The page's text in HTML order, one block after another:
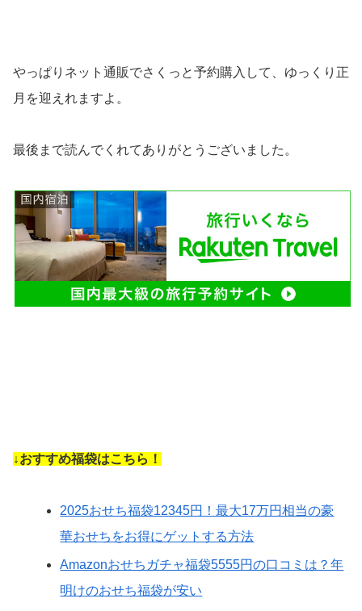
やっぱりネット通販でさくっと予約購入して、ゆっくり正
月を迎えれますよ。
最後まで読んでくれてありがとうございました。
↓おすすめ福袋はこちら！
2025おせち福袋12345円！最大17万円相当の豪
華おせちをお得にゲットする方法
Amazonおせちガチャ福袋5555円の口コミは？年
明けのおせち福袋が安い